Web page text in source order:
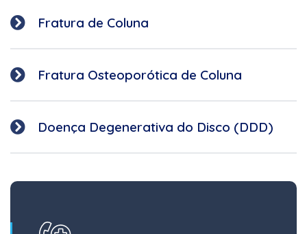
Fratura de Coluna
Fratura Osteoporótica de Coluna
Doença Degenerativa do Disco (DDD)